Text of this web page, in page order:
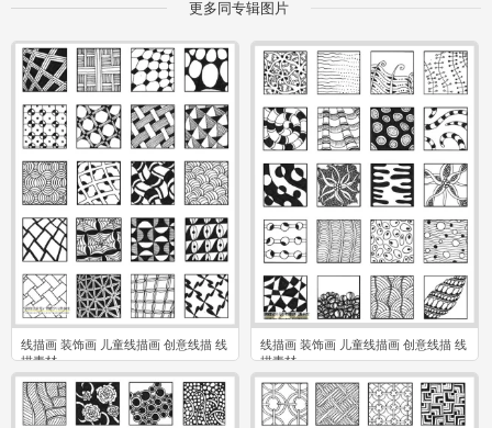
更多同专辑图片
线描画 装饰画 儿童线描画 创意线描 线
描素材
0
线描画 装饰画 儿童线描画 创意线描 线
描素材
0